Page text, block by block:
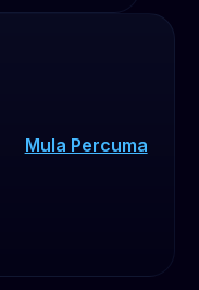
Mula Percuma